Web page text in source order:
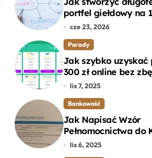
portfel giełdowy na
cze 23, 2026
Porady
Jak szybko uzyskać
300 zł online bez
formalności?
lis 7, 2025
Bankowość
Jak Napisać Wzór
Pełnomocnictwa do
Bankowego –
lis 6, 2025